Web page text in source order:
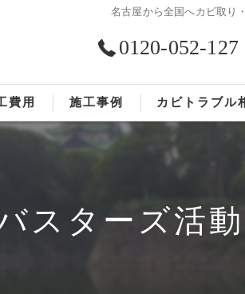
名古屋から全国へカビ取り
0120-052-127
費用 施工事例 カビトラブル
スターズ活動